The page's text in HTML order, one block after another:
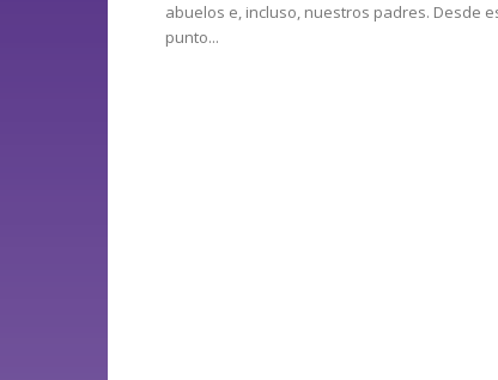
abuelos e, incluso, nuestros padres. Desde
punto...